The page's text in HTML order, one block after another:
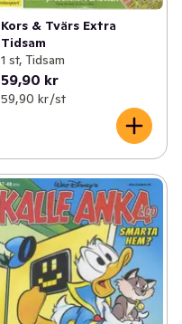
Kors & Tvärs Extra
Tidsam
1 st, Tidsam
59,90 kr
59,90 kr /st